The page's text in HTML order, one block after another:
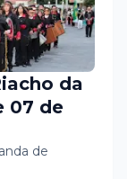
da
07 de
de